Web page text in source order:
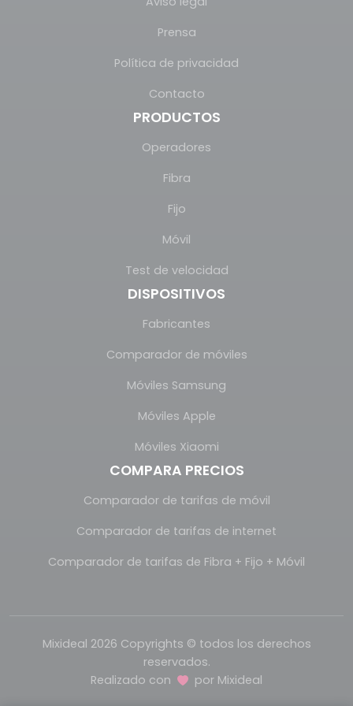
Prensa
Política de privacidad
Contacto
PRODUCTOS
Operadores
Fibra
Fijo
Móvil
Test de velocidad
DISPOSITIVOS
Fabricantes
Comparador de móviles
Móviles Samsung
Móviles Apple
Móviles Xiaomi
COMPARA PRECIOS
Comparador de tarifas de móvil
Comparador de tarifas de internet
Comparador de tarifas de Fibra + Fijo + Móvil
Mixideal 2026 Copyrights © todos los derechos
reservados.
Realizado con
por Mixideal